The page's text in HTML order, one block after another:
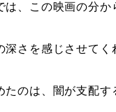
、この映画の分か
さを感じさせてく
のは、闇が支配す